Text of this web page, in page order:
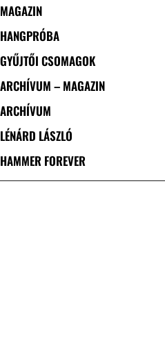
MAGAZIN
HANGPRÓBA
GYŰJTŐI CSOMAGOK
ARCHÍVUM – MAGAZIN
ARCHÍVUM
LÉNÁRD LÁSZLÓ
HAMMER FOREVER